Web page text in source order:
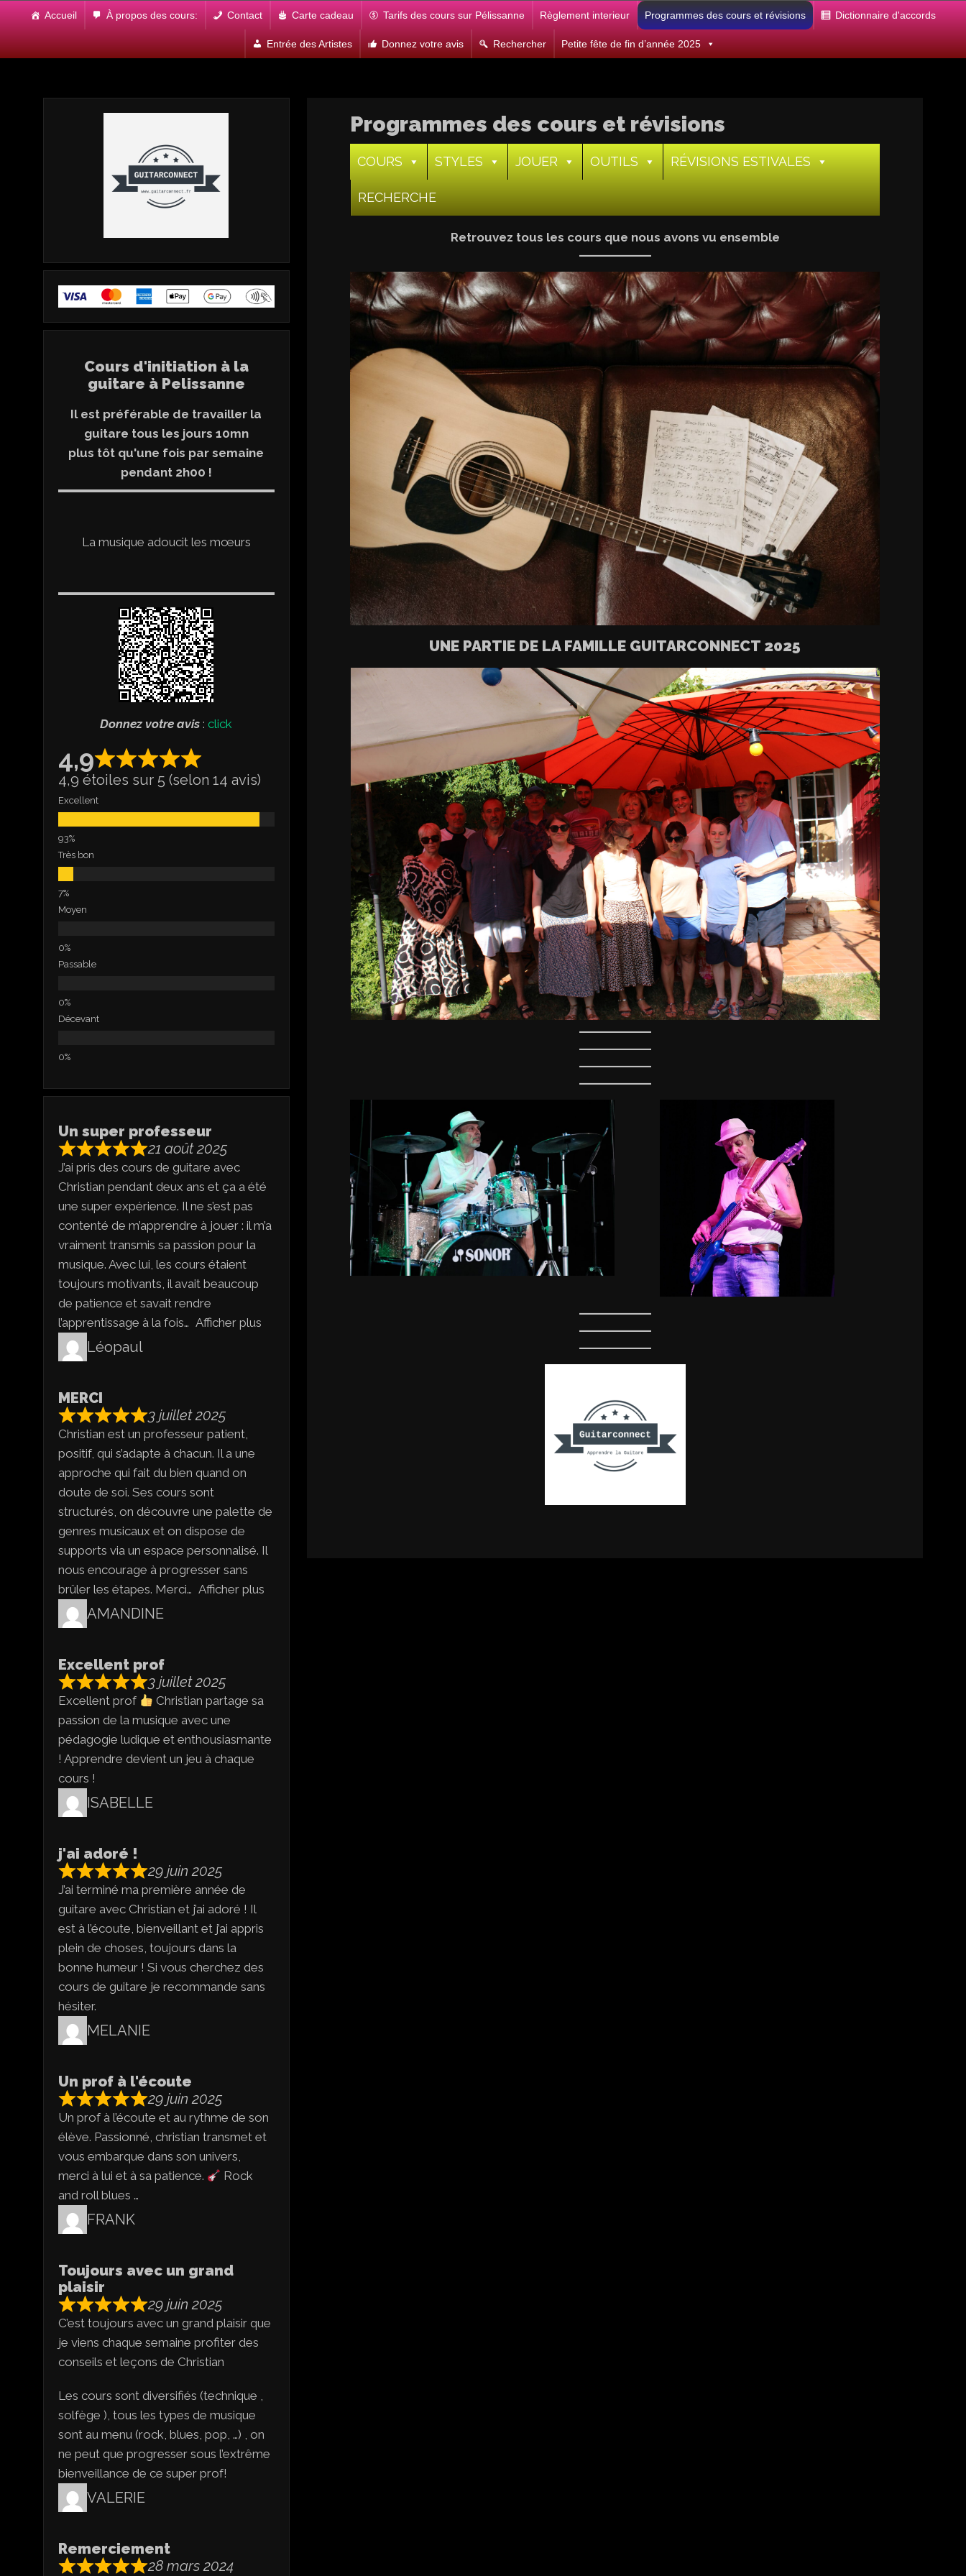
Accueil À propos des cours: Contact Carte cadeau Tarifs des cours sur Pélissanne Règlement interieur Programmes des cours et révisions Dictionnaire d'accords
Entrée des Artistes Donnez votre avis Rechercher Petite fête de fin d’année 2025
Programmes des cours et révisions
COURS STYLES JOUER OUTILS RÉVISIONS ESTIVALES
RECHERCHE
Retrouvez tous les cours que nous avons vu ensemble
UNE PARTIE DE LA FAMILLE GUITARCONNECT 2025
Cours d'initiation à la
guitare à Pelissanne
Il est préférable de travailler la
guitare tous les jours 10mn
plus tôt qu'une fois par semaine
pendant 2h00 !
La musique adoucit les mœurs
Donnez votre avis :click
4,9
4,9 étoiles sur 5 (selon 14 avis)
Excellent
Très bon
Moyen
Passable
Décevant
Un super professeur
21 août 2025
J’ai pris des cours de guitare avec
Christian pendant deux ans et ça a été
une super expérience. Il ne s’est pas
contenté de m’apprendre à jouer : il m’a
vraiment transmis sa passion pour la
musique. Avec lui, les cours étaient
toujours motivants, il avait beaucoup
de patience et savait rendre
l’apprentissage à la fois
Afficher plus
Léopaul
MERCI
3 juillet 2025
Christian est un professeur patient,
positif, qui s’adapte à chacun. Il a une
approche qui fait du bien quand on
doute de soi. Ses cours sont
structurés, on découvre une palette de
genres musicaux et on dispose de
supports via un espace personnalisé. Il
nous encourage à progresser sans
brûler les étapes. Merci
Afficher plus
AMANDINE
Excellent prof
3 juillet 2025
Excellent prof
Christian partage sa
passion de la musique avec une
pédagogie ludique et enthousiasmante
! Apprendre devient un jeu à chaque
cours !
ISABELLE
j'ai adoré !
29 juin 2025
J’ai terminé ma première année de
guitare avec Christian et j’ai adoré ! Il
est à l’écoute, bienveillant et j’ai appris
plein de choses, toujours dans la
bonne humeur ! Si vous cherchez des
cours de guitare je recommande sans
hésiter.
MELANIE
Un prof à l'écoute
29 juin 2025
Un prof à l’écoute et au rythme de son
élève. Passionné, christian transmet et
vous embarque dans son univers,
merci à lui et à sa patience.
Rock
and roll blues …
FRANK
Toujours avec un grand
plaisir
29 juin 2025
C’est toujours avec un grand plaisir que
je viens chaque semaine profiter des
conseils et leçons de Christian
Les cours sont diversifiés (technique ,
solfège ), tous les types de musique
sont au menu (rock, blues, pop, …) , on
ne peut que progresser sous l’extrême
bienveillance de ce super prof!
VALERIE
Remerciement
28 mars 2024